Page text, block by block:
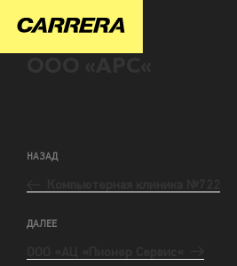
НАЗАД
ДАЛЕЕ